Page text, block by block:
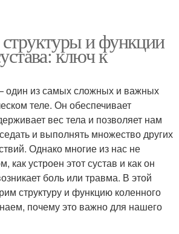
и функции
ключ к
один из самых сложных и важных
теле. Он обеспечивает
вес тела и позволяет нам
и выполнять множество других
Однако многие из нас не
как устроен этот сустав и как он
боль или травма. В этой
структуру и функцию коленного
почему это важно для нашего